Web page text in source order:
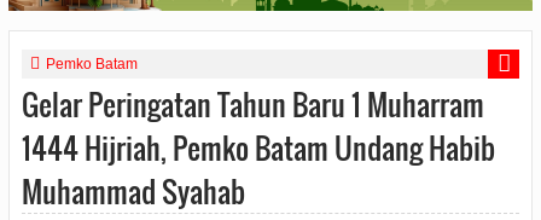
Pemko Batam
Gelar Peringatan Tahun Baru 1 Muharram
1444 Hijriah, Pemko Batam Undang Habib
Muhammad Syahab